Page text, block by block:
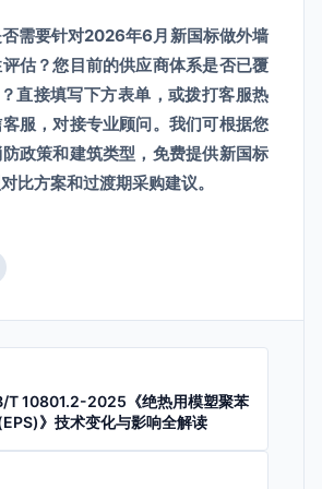
需要针对2026年6月新国标做外墙
估？您目前的供应商体系是否已覆
直接填写下方表单，或拨打客服热
服，对接专业顾问。我们可根据您
政策和建筑类型，免费提供新国标
比方案和过渡期采购建议。
T 10801.2-2025《绝热用模塑聚苯
》技术变化与影响全解读